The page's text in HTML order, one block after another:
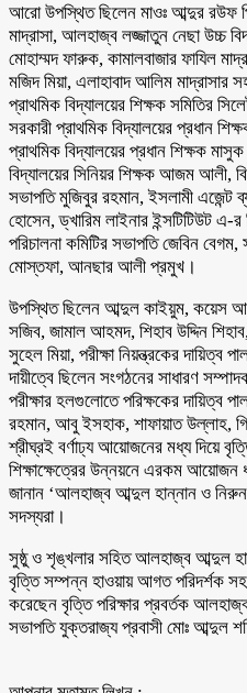
আরো উপস্থিত ছিলেন মাওঃ আব্দুর রউফ
মাদ্রাসা, আলহাজ্ব লজ্জাতুন নেছা উচ্চ
মোহাম্মদ ফারুক, কামালবাজার ফাযিল
মজিদ মিয়া, এলাহাবাদ আলিম মাদ্রাসার
প্রাথমিক বিদ্যালয়ের শিক্ষক সমিতির
সরকারী প্রাথমিক বিদ্যালয়ের প্রধান
প্রাথমিক বিদ্যালয়ের প্রধান শিক্ষক
বিদ্যালয়ের সিনিয়র শিক্ষক আজম আলী,
সভাপতি মুজিবুর রহমান, ইসলামী এজেন্ট
হোসেন, ড্খারিম লাইনার ইন্সটিটিউট এ-র
পরিচালনা কমিটির সভাপতি জেবিন
মোস্তফা, আনছার আলী প্রমুখ।
উপস্থিত ছিলেন আব্দুল কাইয়ুম, কয়েস
সজিব, জামাল আহমদ, শিহাব উদ্দিন
সুহেল মিয়া, পরীক্ষা নিয়ন্ত্রকের দায়িত্ব
দায়ীত্বে ছিলেন সংগঠনের সাধারণ
পরীক্ষার হলগুলোতে পরিক্ষকের দায়িত্ব
রহমান, আবু ইসহাক, শাফায়াত উল্লাহ,
শ্রীঘ্রই বর্ণাঢ্য আয়োজনের মধ্য দিয়ে
শিক্ষাক্ষেত্রের উন্নয়নে এরকম আয়োজন
জানান ‘আলহাজ্ব আব্দুল হান্নান ও নিরুন
সদস্যরা।
সুষ্ঠু ও শৃঙ্খলার সহিত আলহাজ্ব আব্দুল
বৃত্তি সম্পন্ন হাওয়ায় আগত পরিদর্শক
করেছেন বৃত্তি পরিক্ষার প্রবর্তক
সভাপতি যুক্তরাজ্য প্রবাসী মোঃ আব্দুল